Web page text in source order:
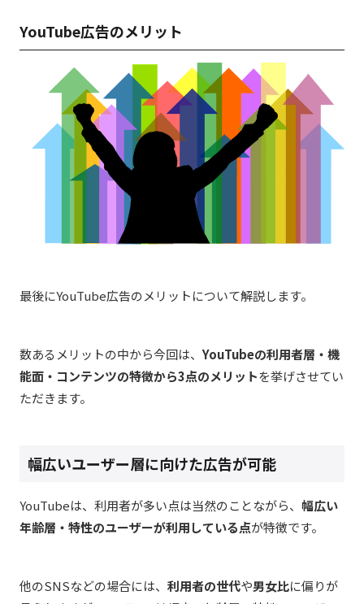
YouTube広告のメリット
最後にYouTube広告のメリットについて解説します。
数あるメリットの中から今回は、YouTubeの利用者層・機
能面・コンテンツの特徴から3点のメリットを挙げさせてい
ただきます。
幅広いユーザー層に向けた広告が可能
YouTubeは、利用者が多い点は当然のことながら、 幅広い
年齢層・特性のユーザーが利用している点が特徴です。
他のSNSなどの場合には、 利用者の世代や男女比に偏りが